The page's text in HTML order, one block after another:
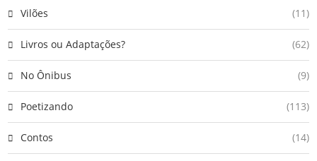
Vilões (11)
Livros ou Adaptações? (62)
No Ônibus (9)
Poetizando (113)
Contos (14)